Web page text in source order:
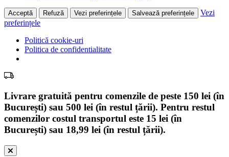
Acceptă Refuză Vezi preferințele Salvează preferințele
Vezi
preferințele
Politică cookie-uri
Politica de confidentialitate
Livrare gratuită pentru comenzile de peste 150 lei (în
București) sau 500 lei (în restul țării). Pentru restul
comenzilor costul transportul este 15 lei (în
București) sau 18,99 lei (în restul țării).